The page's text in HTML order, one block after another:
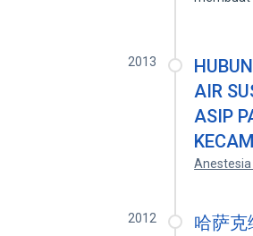
2013
AIR
ASIP
2012
哈萨克